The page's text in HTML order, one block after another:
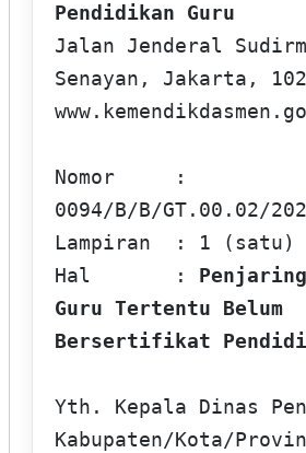
Pendidikan Guru
Jalan Jenderal
Senayan, Jakarta,
Nomor     :
0094/B/B/GT.00.02/
Lampiran  : 1 (satu)
Hal       :
Guru Tertentu Belum
Bersertifikat
Yth. Kepala Dinas
Kabupaten/Kota/